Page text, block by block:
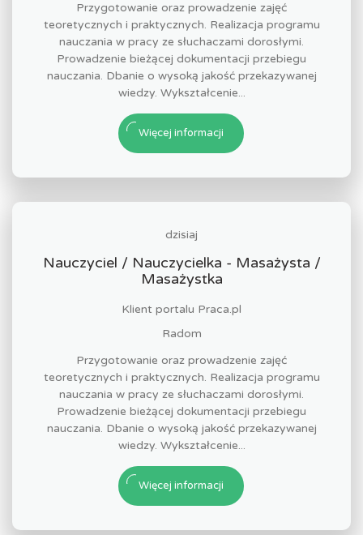
Przygotowanie oraz prowadzenie zajęć
teoretycznych i praktycznych. Realizacja programu
nauczania w pracy ze słuchaczami dorosłymi.
Prowadzenie bieżącej dokumentacji przebiegu
nauczania. Dbanie o wysoką jakość przekazywanej
wiedzy. Wykształcenie...
Więcej informacji
dzisiaj
Nauczyciel / Nauczycielka - Masażysta /
Masażystka
Klient portalu Praca.pl
Radom
Przygotowanie oraz prowadzenie zajęć
teoretycznych i praktycznych. Realizacja programu
nauczania w pracy ze słuchaczami dorosłymi.
Prowadzenie bieżącej dokumentacji przebiegu
nauczania. Dbanie o wysoką jakość przekazywanej
wiedzy. Wykształcenie...
Więcej informacji